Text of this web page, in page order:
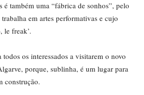
é também uma “fábrica de sonhos”, pelo
em artes performativas e cujo
le freak’.
os interessados a visitarem o novo
porque, sublinha, é um lugar para
construção.